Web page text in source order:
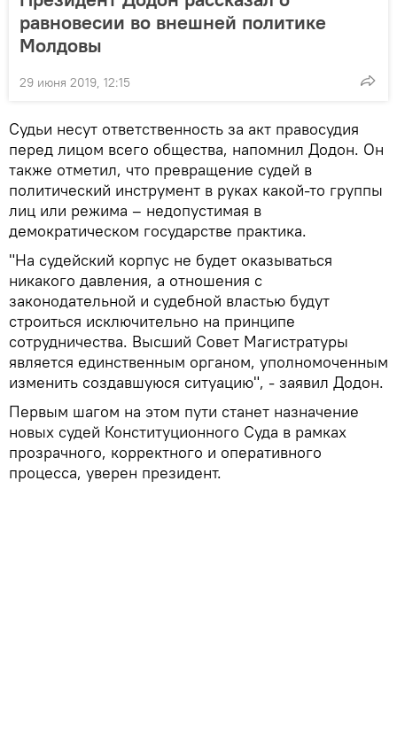
равновесии во внешней политике
Молдовы
29 июня 2019, 12:15
Судьи несут ответственность за акт правосудия
перед лицом всего общества, напомнил Додон. Он
также отметил, что превращение судей в
политический инструмент в руках какой-то группы
лиц или режима – недопустимая в
демократическом государстве практика.
"На судейский корпус не будет оказываться
никакого давления, а отношения с
законодательной и судебной властью будут
строиться исключительно на принципе
сотрудничества. Высший Совет Магистратуры
является единственным органом, уполномоченным
изменить создавшуюся ситуацию", - заявил Додон.
Первым шагом на этом пути станет назначение
новых судей Конституционного Суда в рамках
прозрачного, корректного и оперативного
процесса, уверен президент.